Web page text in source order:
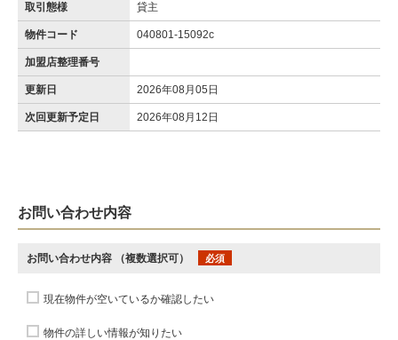
取引態様 貸主
物件コード 040801-15092c
加盟店整理番号
更新日 2026年08月05日
次回更新予定日 2026年08月12日
お問い合わせ内容
お問い合わせ内容 （複数選択可） 必須
現在物件が空いているか確認したい
物件の詳しい情報が知りたい